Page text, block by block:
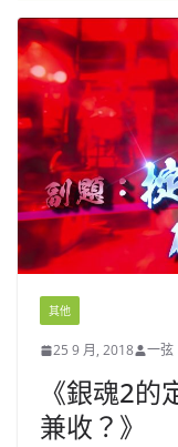
其他
25 9 月, 2018 一弦
《銀魂2
兼收？》